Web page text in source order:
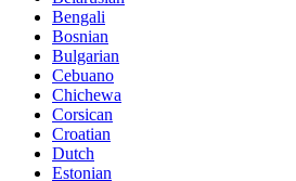
Bengali
Bosnian
Bulgarian
Cebuano
Chichewa
Corsican
Croatian
Dutch
Estonian